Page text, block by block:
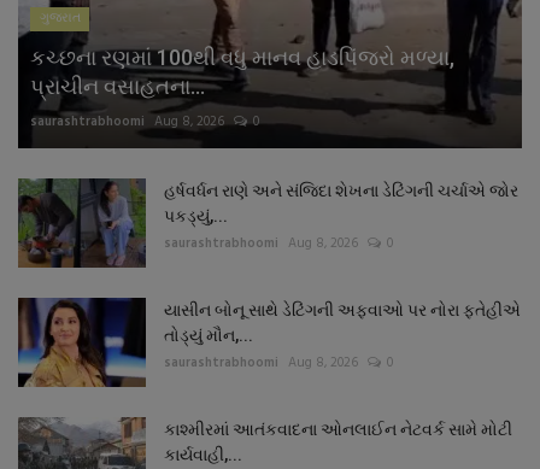
ગુજરાત
કચ્છના રણમાં 100થી વધુ માનવ હાડપિંજરો મળ્યા,
પ્રાચીન વસાહતના...
saurashtrabhoomi Aug 8, 2026 0
હર્ષવર્ધન રાણે અને સંજિદા શેખના ડેટિંગની ચર્ચાએ જોર
પકડ્યું,...
saurashtrabhoomi Aug 8, 2026 0
યાસીન બોનૂ સાથે ડેટિંગની અફવાઓ પર નોરા ફતેહીએ
તોડ્યું મૌન,...
saurashtrabhoomi Aug 8, 2026 0
કાશ્મીરમાં આતંકવાદના ઓનલાઈન નેટવર્ક સામે મોટી
કાર્યવાહી,...